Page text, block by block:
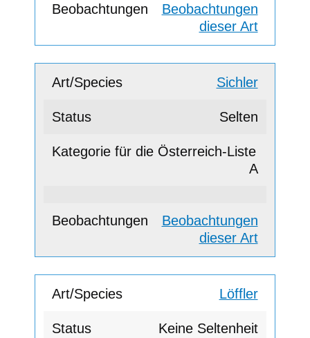
Beobachtungen
dieser Art
Sichler
Selten
A
Beobachtungen
dieser Art
Löffler
Keine Seltenheit